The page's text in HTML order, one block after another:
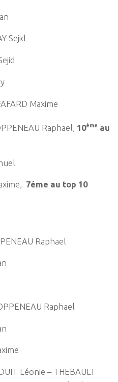
Sejid
Maxime
Raphael, 10ème au
7éme au top 10
Raphael
Raphael
Léonie – THEBAULT